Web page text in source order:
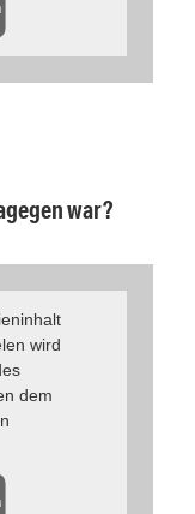
war?
wird
dem